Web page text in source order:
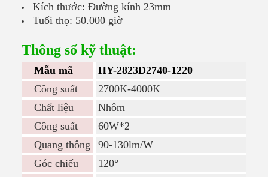
Kích thước: Đường kính 23mm
Tuổi thọ: 50.000 giờ
Thông số kỹ thuật:
Mẫu mã
HY-2823D2740-1220
Công suất
2700K-4000K
Chất liệu
Nhôm
Công suất
60W*2
Quang thông
90-130lm/W
Góc chiếu
120°